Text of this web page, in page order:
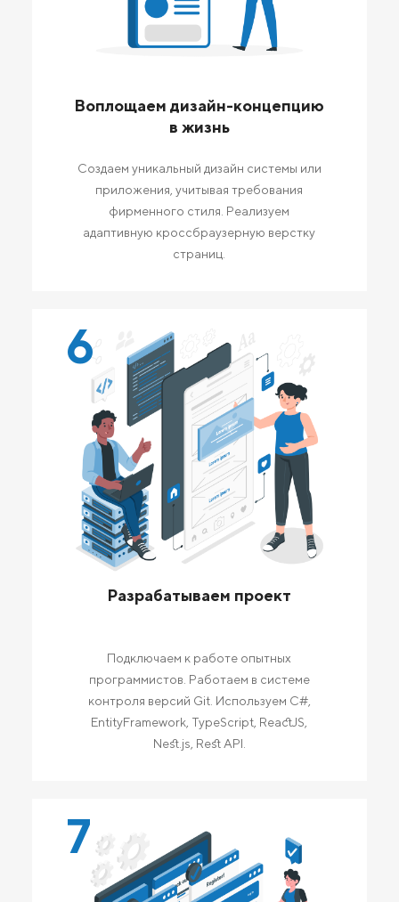
Воплощаем дизайн-концепцию
в жизнь
Создаем уникальный дизайн системы или
приложения, учитывая требования
фирменного стиля. Реализуем
адаптивную кроссбраузерную верстку
страниц.
6
Разрабатываем проект
Подключаем к работе опытных
программистов. Работаем в системе
контроля версий Git. Используем C#,
EntityFramework, TypeScript, ReactJS,
Nest.js, Rest API.
7